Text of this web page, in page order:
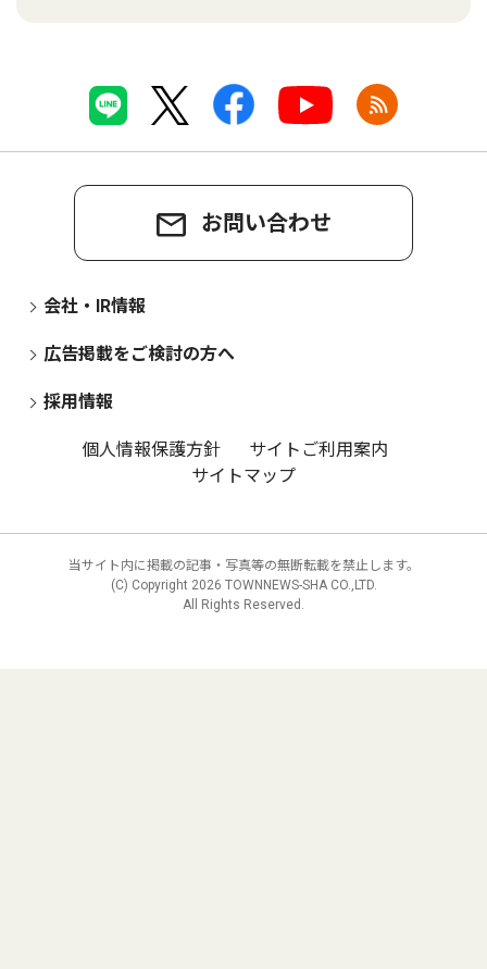
お問い合わせ
会社・IR情報
広告掲載をご検討の方へ
採用情報
個人情報保護方針
サイトご利用案内
サイトマップ
当サイト内に掲載の記事・写真等の無断転載を禁止します。
(C) Copyright 2026 TOWNNEWS-SHA CO.,LTD.
All Rights Reserved.